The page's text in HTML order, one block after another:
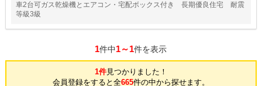
車2台可ガス乾燥機とエアコン・宅配ボックス付き 長期優良住宅 耐震
等級3級
1件中1～1件を表示
1件見つかりました！
会員登録をすると全665件の中から探せます。